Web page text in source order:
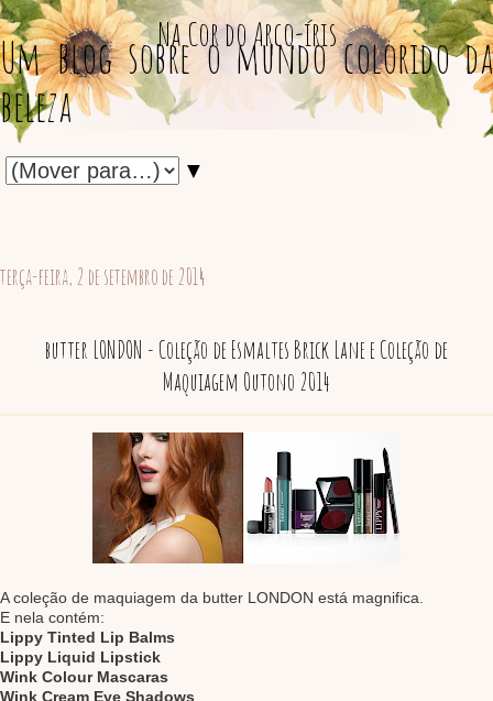
Na Cor do Arco-íris
Um blog sobre o mundo colorido da
beleza
▼
terça-feira, 2 de setembro de 2014
butter LONDON - Coleção de Esmaltes Brick Lane e Coleção de
Maquiagem Outono 2014
A coleção de maquiagem da butter LONDON está magnifica.
E nela contém:
Lippy Tinted Lip Balms
Lippy Liquid Lipstick
Wink Colour Mascaras
Wink Cream Eye Shadows